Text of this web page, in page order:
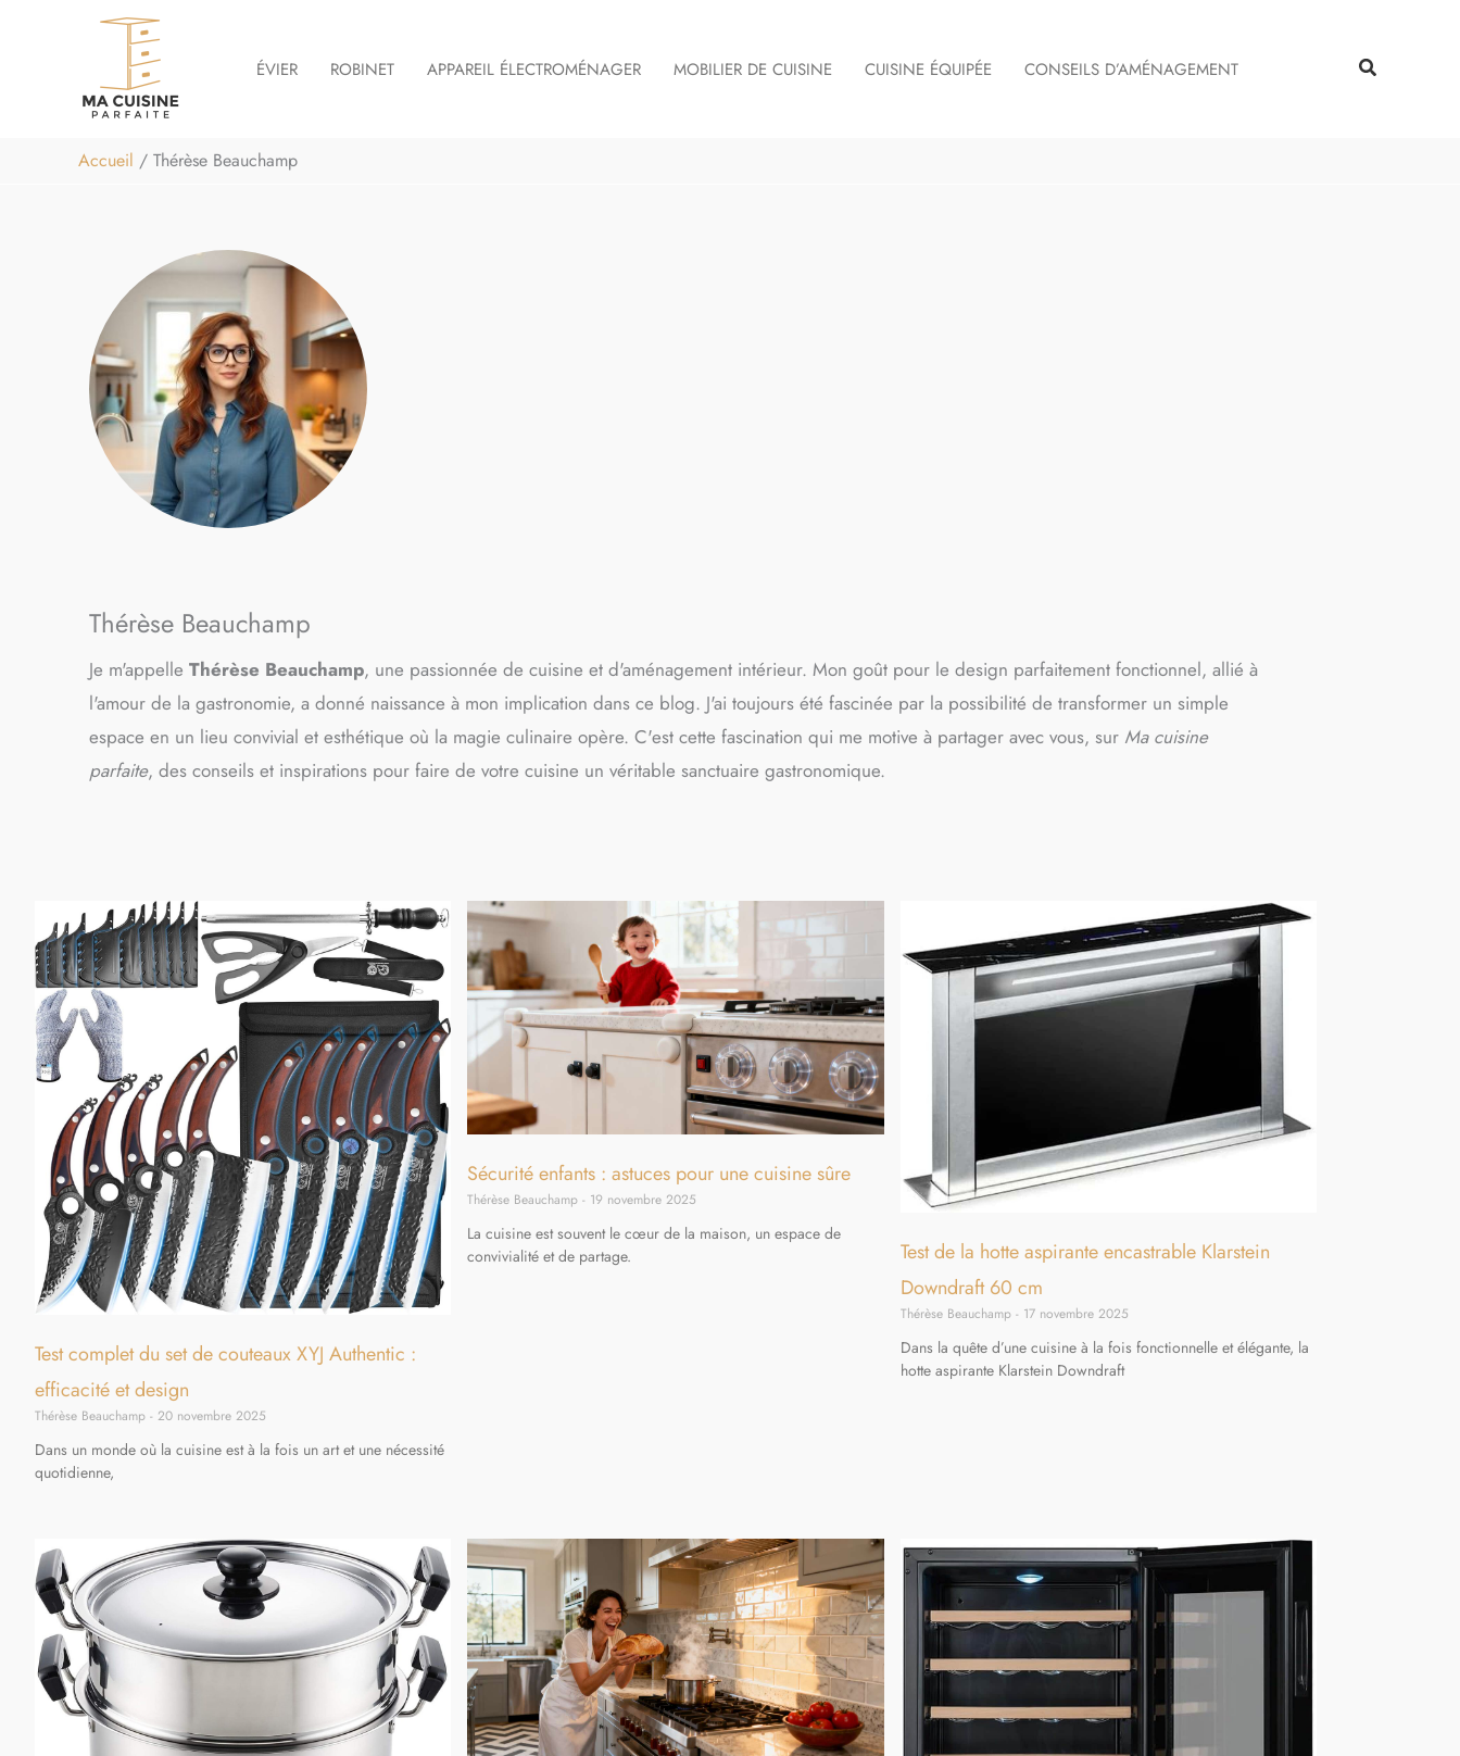
ÉVIER ROBINET APPAREIL ÉLECTROMÉNAGER MOBILIER DE CUISINE CUISINE ÉQUIPÉE CONSEILS D’AMÉNAGEMENT Rechercher
Accueil Thérèse Beauchamp
Thérèse Beauchamp
Je m'appelle Thérèse Beauchamp, une passionnée de cuisine et d'aménagement intérieur. Mon goût pour le design parfaitement fonctionnel, allié à
l'amour de la gastronomie, a donné naissance à mon implication dans ce blog. J'ai toujours été fascinée par la possibilité de transformer un simple
espace en un lieu convivial et esthétique où la magie culinaire opère. C'est cette fascination qui me motive à partager avec vous, sur Ma cuisine
parfaite, des conseils et inspirations pour faire de votre cuisine un véritable sanctuaire gastronomique.
Test complet du set de couteaux XYJ Authentic :
efficacité et design
Thérèse Beauchamp 20 novembre 2025
Dans un monde où la cuisine est à la fois un art et une nécessité
quotidienne,
Sécurité enfants : astuces pour une cuisine sûre
Thérèse Beauchamp 19 novembre 2025
La cuisine est souvent le cœur de la maison, un espace de
convivialité et de partage.
Test de la hotte aspirante encastrable Klarstein
Downdraft 60 cm
Thérèse Beauchamp 17 novembre 2025
Dans la quête d’une cuisine à la fois fonctionnelle et élégante, la
hotte aspirante Klarstein Downdraft